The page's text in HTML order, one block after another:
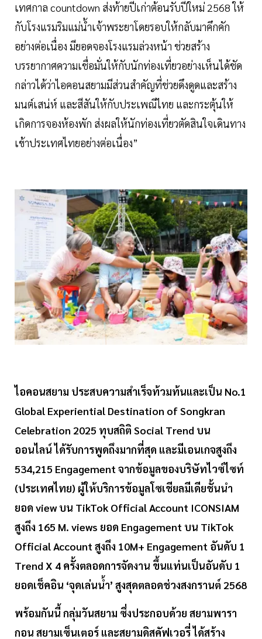
เทศกาล countdown ส่งท้ายปีเก่าต้อนรับปีใหม่ 2568 ให้
กับโรงแรมริมแม่น้ำเจ้าพระยาโดยรอบให้กลับมาคึกคัก
อย่างต่อเนื่อง มียอดจองโรงแรมล่วงหน้า ช่วยสร้าง
บรรยากาศความเชื่อมั่นให้กับนักท่องเที่ยวอย่างเห็นได้ชัด
กล่าวได้ว่าไอคอนสยามมีส่วนสำคัญที่ช่วยดึงดูดและสร้าง
มนต์เสน่ห์ และสีสันให้กับประเพณีไทย และกระตุ้นให้
เกิดการจองห้องพัก ส่งผลให้นักท่องเที่ยวตัดสินใจเดินทาง
เข้าประเทศไทยอย่างต่อเนื่อง”
ไอคอนสยาม ประสบความสำเร็จท้วมท้นและเป็น No.1
Global Experiential Destination of Songkran
Celebration 2025 ทุบสถิติ Social Trend บน
ออนไลน์ ได้รับการพูดถึงมากที่สุด และมีเอนเกจสูงถึง
534,215 Engagement จากข้อมูลของบริษัทไวซ์ไซท์
(ประเทศไทย) ผู้ให้บริการข้อมูลโซเชียลมีเดียชั้นนำ
ยอด view บน TikTok Official Account ICONSIAM
สูงถึง 165 M. views ยอด Engagement บน TikTok
Official Account สูงถึง 10M+ Engagement อันดับ 1
Trend X 4 ครั้งตลอดการจัดงาน ขึ้นแท่นเป็นอันดับ 1
ยอดเช็คอิน ‘จุดเล่นน้ำ’ สูงสุดตลอดช่วงสงกรานต์ 2568
พร้อมกันนี้ กลุ่มวันสยาม ซึ่งประกอบด้วย สยามพารา
กอน สยามเซ็นเตอร์ และสยามดิสคัฟเวอรี่ ได้สร้าง